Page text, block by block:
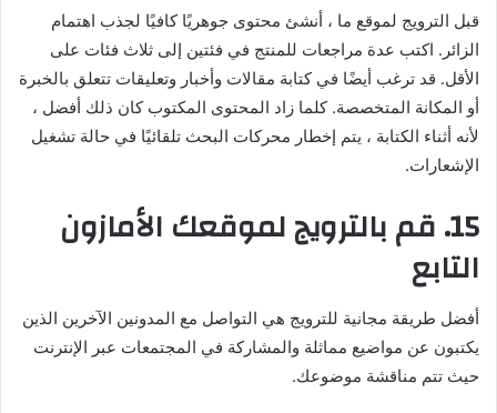
قبل الترويج لموقع ما ، أنشئ محتوى جوهريًا كافيًا لجذب اهتمام
الزائر. اكتب عدة مراجعات للمنتج في فئتين إلى ثلاث فئات على
الأقل. قد ترغب أيضًا في كتابة مقالات وأخبار وتعليقات تتعلق بالخبرة
أو المكانة المتخصصة. كلما زاد المحتوى المكتوب كان ذلك أفضل ،
لأنه أثناء الكتابة ، يتم إخطار محركات البحث تلقائيًا في حالة تشغيل
الإشعارات.
15. قم بالترويج لموقعك الأمازون
التابع
أفضل طريقة مجانية للترويج هي التواصل مع المدونين الآخرين الذين
يكتبون عن مواضيع مماثلة والمشاركة في المجتمعات عبر الإنترنت
حيث تتم مناقشة موضوعك.